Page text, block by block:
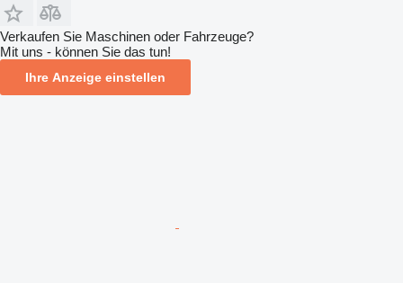
Verkaufen Sie Maschinen oder Fahrzeuge?
Mit uns - können Sie das tun!
Ihre Anzeige einstellen